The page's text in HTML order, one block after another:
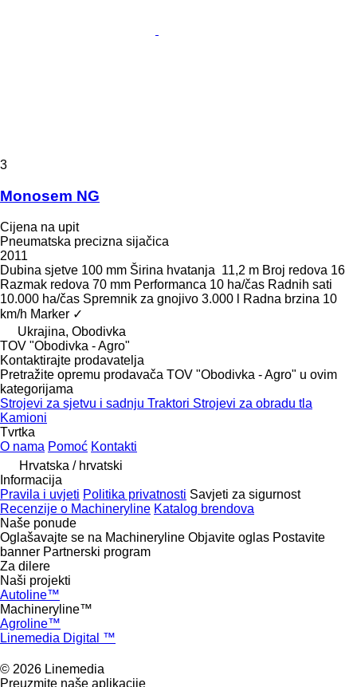
3
Monosem NG
Cijena na upit
Pneumatska precizna sijačica
2011
Dubina sjetve 100 mm Širina hvatanja 11,2 m Broj redova 16
Razmak redova 70 mm Performanca 10 ha/čas Radnih sati
10.000 ha/čas Spremnik za gnojivo 3.000 l Radna brzina 10
km/h Marker ✓
Ukrajina, Obodivka
TOV "Obodivka - Agro"
Kontaktirajte prodavatelja
Pretražite opremu prodavača TOV "Obodivka - Agro" u ovim
kategorijama
Strojevi za sjetvu i sadnju Traktori Strojevi za obradu tla
Kamioni
Tvrtka
O nama Pomoć Kontakti
Hrvatska / hrvatski
Informacija
Pravila i uvjeti Politika privatnosti Savjeti za sigurnost
Recenzije o Machineryline Katalog brendova
Naše ponude
Oglašavajte se na Machineryline Objavite oglas Postavite
banner Partnerski program
Za dilere
Naši projekti
Autoline™
Machineryline™
Agroline™
Linemedia Digital ™
© 2026 Linemedia
Preuzmite naše aplikacije